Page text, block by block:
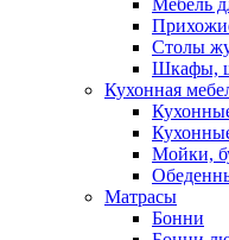
Столы
Шкафы,
Кухонная
Мойки,
Матрасы
Бонни